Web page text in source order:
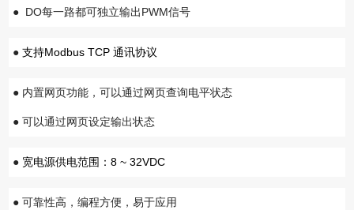
● DO每一路都可独立输出 PWM信号
●支持Modbus TCP通讯协议
● 内置网页功能，可以通过网页查询电平状态
● 可以通过网页设定输出状态
● 宽电源供电范围：8 ~ 32VDC
●可靠性高，编程方便，易于应用